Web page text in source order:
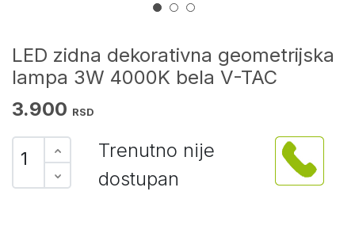
LED zidna dekorativna geometrijska
lampa 3W 4000K bela V-TAC
3.900 RSD
Trenutno nije
dostupan